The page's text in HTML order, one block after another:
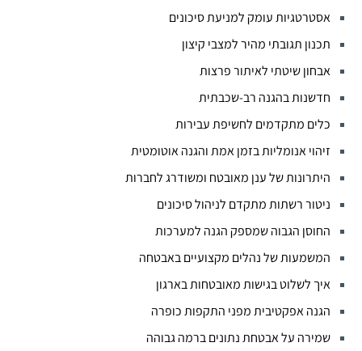
אסטרטגיות עומק למניעת סיכונים
תכנון תגובתי מהיר למצבי קיצון
אבחון שיטתי לאיתור פרצות
חדשנות בהגנה רב-שכבתית
כלים מתקדמים לחשיפת עבירות
זיהוי אנומליות בזמן אמת והגנה אוטומטית
היתרונות של ענן מאובטח ומשודרג לחברות
ניטור רשתות מתקדם לניהול סיכונים
החוסן הגבוה שמספק הגנה למערכות
המשמעות של נהלים מקצועיים באבטחה
איך לשלוט בגישות מאובטחות בארגון
הגנה אפקטיבית מפני התקפות כופרה
שמירה על אבטחת נתונים ברמה גבוהה